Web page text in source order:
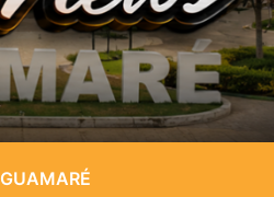
GUAMARÉ